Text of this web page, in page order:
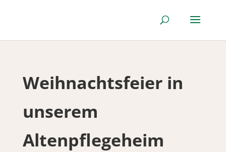
Weihnachtsfeier in
unserem
Altenpflegeheim